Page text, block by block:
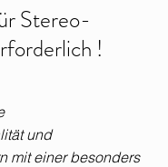
Stereo-
!
und
mit einer besonders